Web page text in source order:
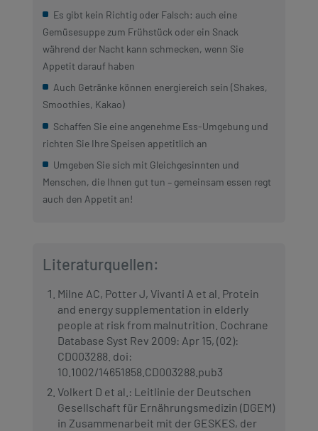
Es gibt kein Richtig oder Falsch: auch eine
Gemüsesuppe zum Frühstück oder ein Snack
während der Nacht kann schmecken, wenn Sie
Appetit darauf haben
Auch Getränke können energiereich sein (Shakes,
Smoothies, Kakao)
Schaffen Sie eine angenehme Ess-Umgebung und
richten Sie Ihre Speisen appetitlich an
Umgeben Sie sich mit Gleichgesinnten und
Menschen, die Ihnen gut tun – gemeinsam essen regt
auch den Appetit an!
Literaturquellen:
Milne AC, Potter J, Vivanti A et al. Protein
and energy supplementation in elderly
people at risk from malnutrition. Cochrane
Database Syst Rev 2009: Apr 15, (02):
CD003288. doi:
10.1002/14651858.CD003288.pub3
Volkert D et al.: Leitlinie der Deutschen
Gesellschaft für Ernährungsmedizin (DGEM)
in Zusammenarbeit mit der GESKES, der